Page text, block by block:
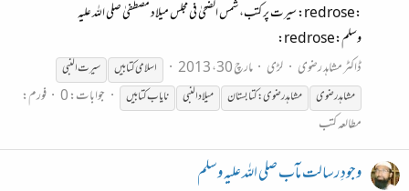
:redrose: سیرت پر کتب، شمس الضحیٰ فی مجلس میلاد مصطفیٰ صلی اللہ علیہ
وسلم:redrose:
ڈاکٹر مشاہد رضوی
لڑی مارچ 30، 2013 اسلامی کتابیں سیرتالنبی
مشاہدرضوی
مشاہدرضوی:کتابستان میلادالنبی نایاب کتابیں جوابات: 0
فورم:
مطالعہ کتب
وجودِ رسالت مآب صلی اللہ علیہ وسلم